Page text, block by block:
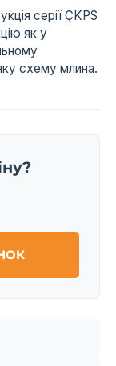
серії ÇKPS
як у
схему млина.